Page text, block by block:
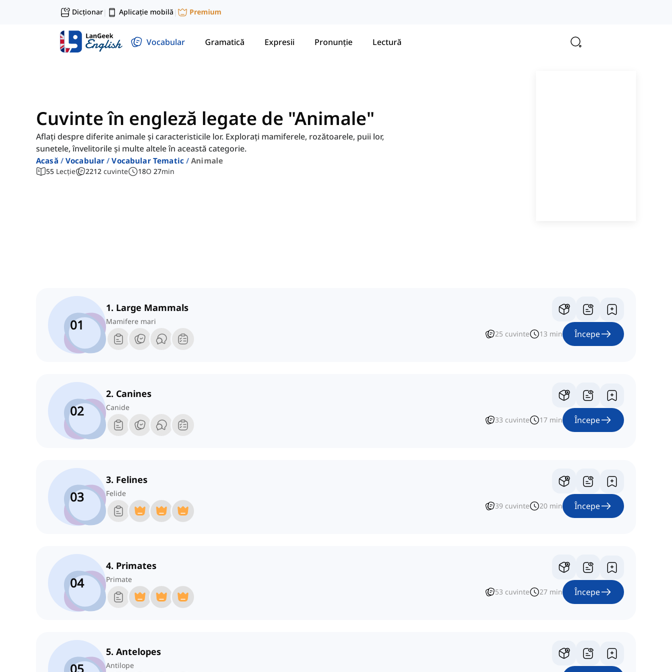
Dicționar| Aplicație mobilă | Premium
Vocabular Gramatică Expresii Pronunție Lectură
Cuvinte în engleză legate de "Animale"
Aflați despre diferite animale și caracteristicile lor. Explorați mamiferele, rozătoarele, puii lor,
sunetele, învelitorile și multe altele în această categorie.
Acasă Vocabular Vocabular Tematic Animale
55 Lecție 2212 cuvinte 18O 27min
01
1. Large Mammals
Mamifere mari
25 cuvinte 13 min Începe
02
2. Canines
Canide
33 cuvinte 17 min Începe
03
3. Felines
Felide
39 cuvinte 20 min Începe
04
4. Primates
Primate
53 cuvinte 27 min Începe
5. Antelopes
Antilope